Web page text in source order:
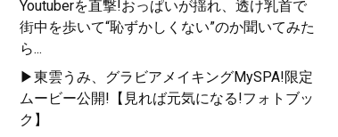
Youtuberを直撃!おっぱいが揺れ、透け乳首で
街中を歩いて“恥ずかしくない”のか聞いてみた
ら...
▶東雲うみ、グラビアメイキングMySPA!限定
ムービー公開!【見れば元気になる!フォトブッ
ク】